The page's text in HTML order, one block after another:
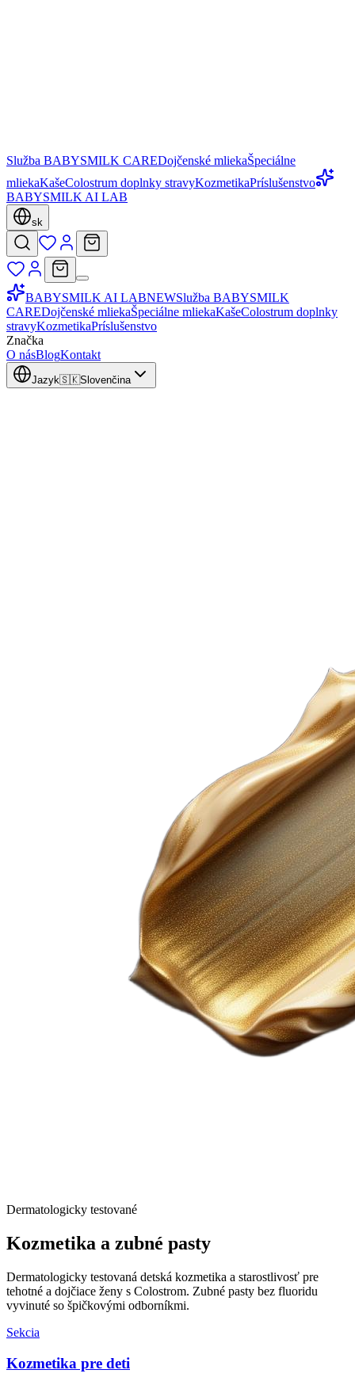
Služba BABYSMILK CAREDojčenské mliekaŠpeciálne
mliekaKašeColostrum doplnky stravyKozmetikaPríslušenstvo
BABYSMILK AI LAB
sk
BABYSMILK AI LABNEWSlužba BABYSMILK
CAREDojčenské mliekaŠpeciálne mliekaKašeColostrum doplnky
stravyKozmetikaPríslušenstvo
Značka
O násBlogKontakt
Jazyk🇸🇰Slovenčina
Dermatologicky testované
Kozmetika a zubné pasty
Dermatologicky testovaná detská kozmetika a starostlivosť pre
tehotné a dojčiace ženy s Colostrom. Zubné pasty bez fluoridu
vyvinuté so špičkovými odborníkmi.
Sekcia
Kozmetika pre deti